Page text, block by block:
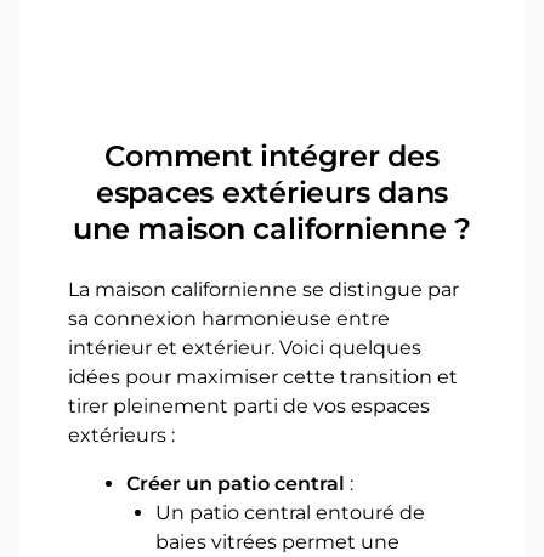
Comment intégrer des
espaces extérieurs dans
une maison californienne ?
La maison californienne se distingue par
sa connexion harmonieuse entre
intérieur et extérieur. Voici quelques
idées pour maximiser cette transition et
tirer pleinement parti de vos espaces
extérieurs :
Créer un patio central :
Un patio central entouré de
baies vitrées permet une